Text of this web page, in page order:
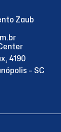
Zaub
4190
– SC